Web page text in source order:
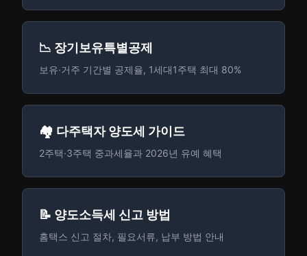
📉 장기보유특별공제
보유·거주 기간별 공제율, 1세대1주택 최대 80%
🏘️ 다주택자 양도세 가이드
2주택·3주택 중과세율과 2026년 유예 혜택
📝 양도소득세 신고 방법
홈택스 신고 절차, 필요서류, 납부 방법 안내